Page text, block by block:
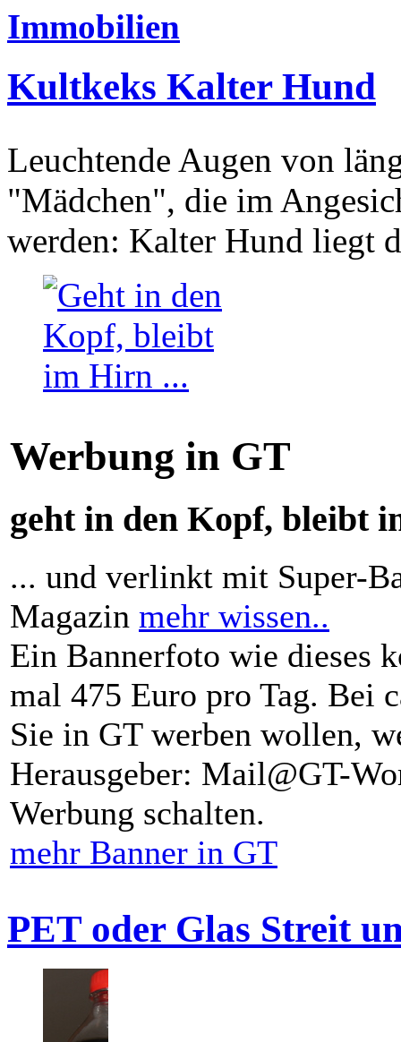
Immobilien
Kultkeks Kalter Hund
Leuchtende Augen von
"Mädchen", die im
werden: Kalter Hund liegt
Werbung in GT
geht in den Kopf, bleibt
... und verlinkt mit Super-
Magazin mehr wissen..
Ein Bannerfoto wie dieses
mal 475 Euro pro Tag. Bei
Sie in GT werben wollen,
Herausgeber: Mail@GT-
Werbung schalten.
mehr Banner in GT
PET oder Glas Streit